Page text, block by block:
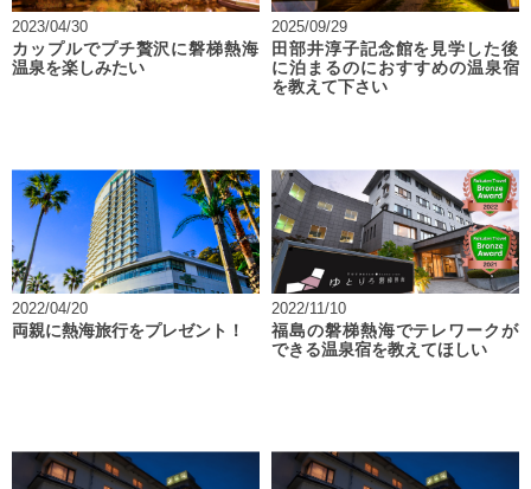
2023/04/30
カップルでプチ贅沢に磐梯熱海
温泉を楽しみたい
2025/09/29
田部井淳子記念館を見学した後
に泊まるのにおすすめの温泉宿
を教えて下さい
2022/04/20
両親に熱海旅行をプレゼント！
2022/11/10
福島の磐梯熱海でテレワークが
できる温泉宿を教えてほしい